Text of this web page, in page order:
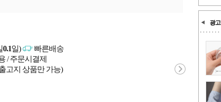
광고
0.1일)
빠른배송
/ 주문시결제
고지 상품만 가능)